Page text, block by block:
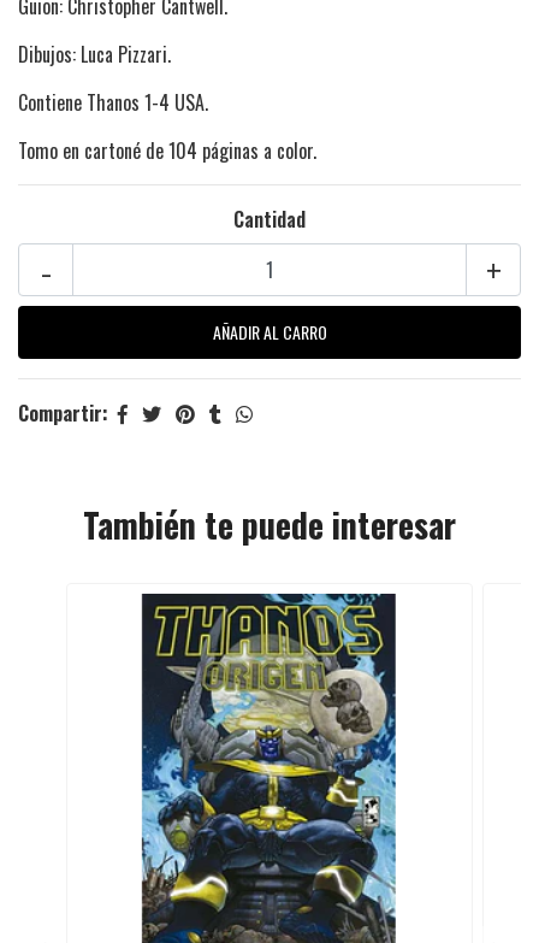
Guion: Christopher Cantwell.
Dibujos: Luca Pizzari.
Contiene Thanos 1-4 USA.
Tomo en cartoné de 104 páginas a color.
Cantidad
+
-
Compartir:
También te puede interesar